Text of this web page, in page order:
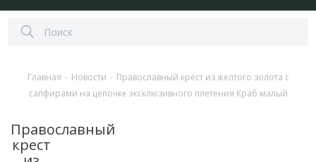
Главная - Новости - Православный крест из желтого золота с
сапфирами на цепочке эксклюзивного плетения Краб малый
Православный
крест